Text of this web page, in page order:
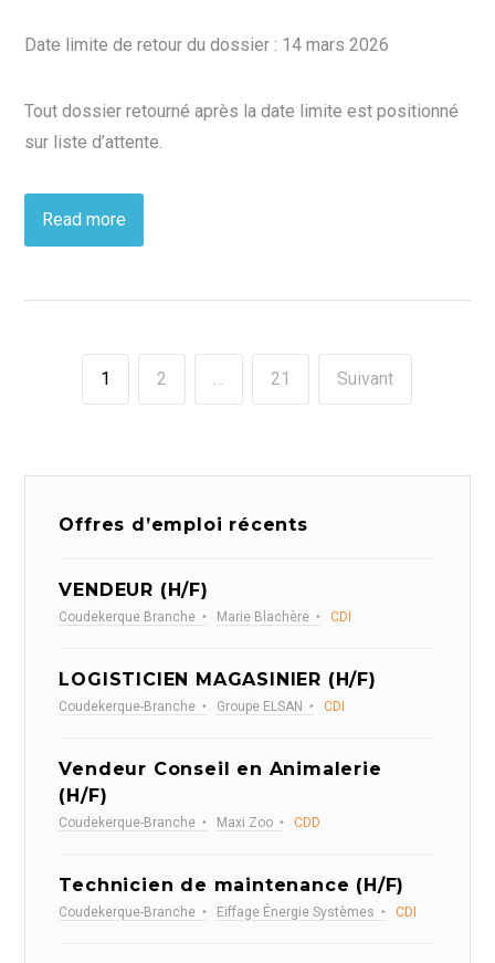
Date limite de retour du dossier : 14 mars 2026
Tout dossier retourné après la date limite est positionné
sur liste d’attente.
Read more
1 2 … 21 Suivant
Offres d’emploi récents
VENDEUR (H/F)
Coudekerque Branche Marie Blachère CDI
LOGISTICIEN MAGASINIER (H/F)
Coudekerque-Branche Groupe ELSAN CDI
Vendeur Conseil en Animalerie
(H/F)
Coudekerque-Branche Maxi Zoo CDD
Technicien de maintenance (H/F)
Coudekerque-Branche Eiffage Énergie Systèmes CDI